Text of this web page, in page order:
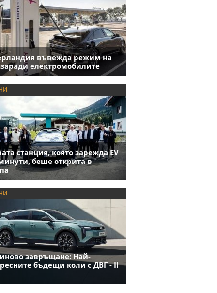
въвежда режим на
заради електромобилите
станция, която зарежда EV
беше открита в
завръщане: Най-
бъдещи коли с ДВГ - II